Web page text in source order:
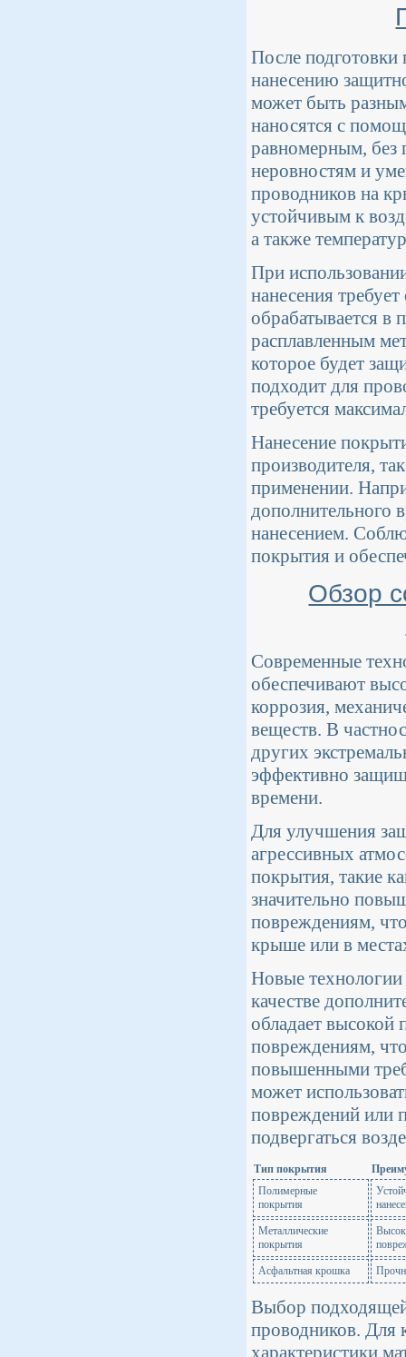
После подготовки
нанесению
может быть
наносятся с
равномерным, без
неровностям и
проводников на
устойчивым к
а также
При
нанесения
обрабатывается в
расплавленным
которое будет
подходит для
требуется
Нанесение
производителя,
применении.
дополнительного
нанесением.
покрытия и
Обзор
Современные
обеспечивают
коррозия,
веществ. В
других
эффективно
времени.
Для улучшения
агрессивных
покрытия, такие
значительно
повреждениям,
крыше или в
Новые
качестве
обладает
повреждениям,
повышенными
может
повреждений или
подвергаться
Тип покрытия
Полимерные
покрытия
Металлические
покрытия
Асфальтная крошка
Выбор подходящей
проводников. Для
характеристики